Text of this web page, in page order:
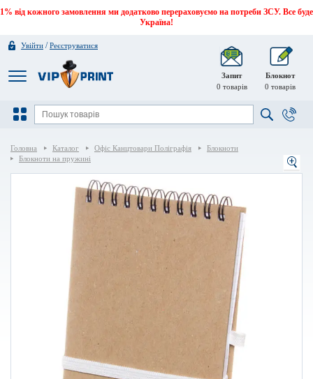
1% від кожного замовлення ми додатково перераховуємо на потреби ЗСУ. Все буде
Україна!
Увійти /Реєструватися
Запит
0 товарів
Блокнот
0 товарів
Головна Каталог Офіс Канцтовари Поліграфія
Блокноти
Блокноти на пружині